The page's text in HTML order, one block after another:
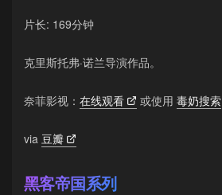
片长: 169分钟
克里斯托弗·诺兰导演作品。
奈菲影视： 在线观看 或使用 毒奶搜索
via 豆瓣
黑客帝国系列